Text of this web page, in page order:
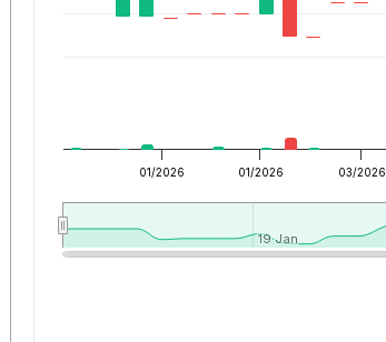
01/2026 01/2026 03/2026
19 Jan
19 Jan